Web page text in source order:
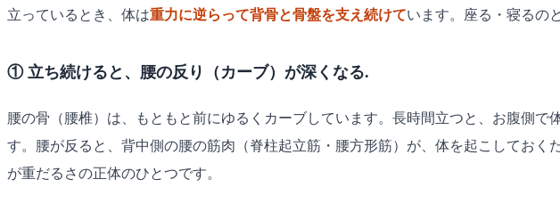
立っているとき、体は重力に逆らって背骨と骨盤を支え続けています。座る・寝るの
① 立ち続けると、腰の反り（カーブ）が深くなる.
腰の骨（腰椎）は、もともと前にゆるくカーブしています。長時間立つと、お腹側で
す。腰が反ると、背中側の腰の筋肉（脊柱起立筋・腰方形筋）が、体を起こしておく
が重だるさの正体のひとつです。